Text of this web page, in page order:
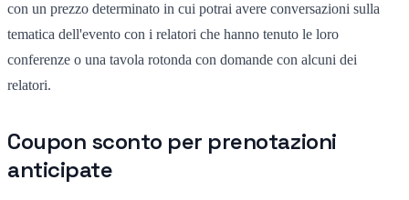
con un prezzo determinato in cui potrai avere conversazioni sulla
tematica dell'evento con i relatori che hanno tenuto le loro
conferenze o una tavola rotonda con domande con alcuni dei
relatori.
Coupon sconto per prenotazioni
anticipate